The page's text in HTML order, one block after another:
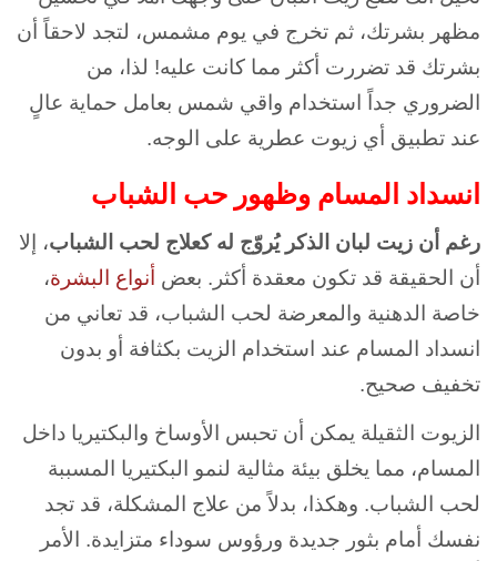
مظهر بشرتك، ثم تخرج في يوم مشمس، لتجد لاحقاً أن
بشرتك قد تضررت أكثر مما كانت عليه! لذا، من
الضروري جداً استخدام واقي شمس بعامل حماية عالٍ
عند تطبيق أي زيوت عطرية على الوجه.
انسداد المسام وظهور حب الشباب
رغم أن زيت لبان الذكر يُروّج له كعلاج لحب الشباب، إلا
أن الحقيقة قد تكون معقدة أكثر. بعض أنواع البشرة،
خاصة الدهنية والمعرضة لحب الشباب، قد تعاني من
انسداد المسام عند استخدام الزيت بكثافة أو بدون
تخفيف صحيح.
الزيوت الثقيلة يمكن أن تحبس الأوساخ والبكتيريا داخل
المسام، مما يخلق بيئة مثالية لنمو البكتيريا المسببة
لحب الشباب. وهكذا، بدلاً من علاج المشكلة، قد تجد
نفسك أمام بثور جديدة ورؤوس سوداء متزايدة. الأمر